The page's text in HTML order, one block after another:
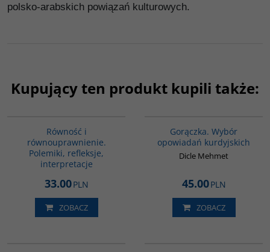
polsko-arabskich powiązań kulturowych.
Kupujący ten produkt kupili także:
Równość i
równouprawnienie.
Polemiki, refleksje,
interpretacje
33.00PLN
ZOBACZ
Gorączka. Wybór
opowiadań kurdyjskich
Dicle Mehmet
45.00PLN
ZOBACZ